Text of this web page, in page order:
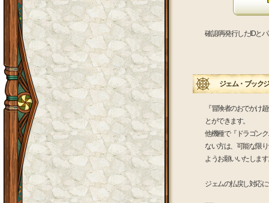
確認/再発行したIDと
ジェム・ブック
『冒険者のおでかけ
とができます。
他機種で『ドラゴン
ない方は、可能な限
ようお願いいたしま
ジェムの払戻し対応